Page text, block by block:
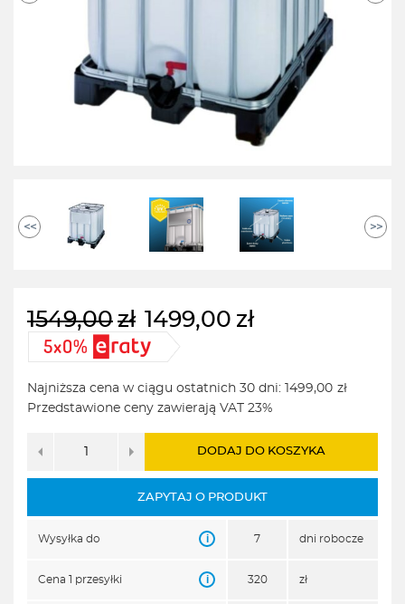
<< >>
1549,00 zł
Pierwotna
cena
wynosiła:
1549,00zł.
1499,00 zł
Aktualna
cena
wynosi:
1499,00zł.
Najniższa cena w ciągu ostatnich 30 dni: 1499,00 zł
Przedstawione ceny zawierają VAT 23%
DODAJ DO KOSZYKA
ZAPYTAJ O PRODUKT
Wysyłka do i 7 dni robocze
Cena 1 przesyłki i 320 zł